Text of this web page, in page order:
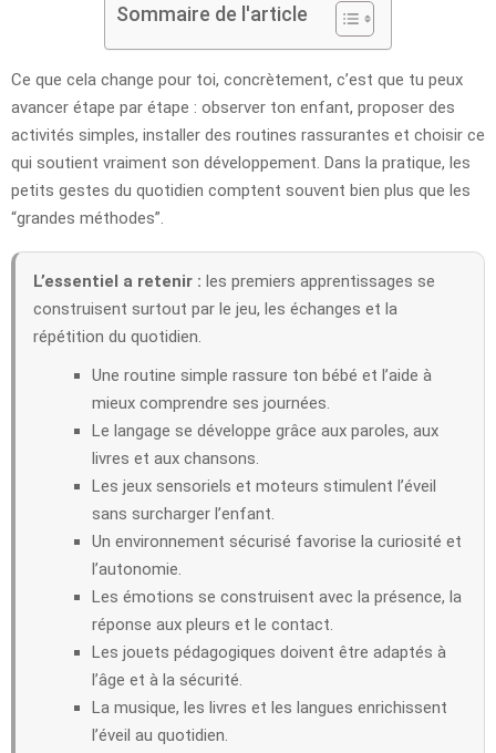
Sommaire de l'article
Ce que cela change pour toi, concrètement, c’est que tu peux
avancer étape par étape : observer ton enfant, proposer des
activités simples, installer des routines rassurantes et choisir ce
qui soutient vraiment son développement. Dans la pratique, les
petits gestes du quotidien comptent souvent bien plus que les
“grandes méthodes”.
L’essentiel a retenir : les premiers apprentissages se
construisent surtout par le jeu, les échanges et la
répétition du quotidien.
Une routine simple rassure ton bébé et l’aide à
mieux comprendre ses journées.
Le langage se développe grâce aux paroles, aux
livres et aux chansons.
Les jeux sensoriels et moteurs stimulent l’éveil
sans surcharger l’enfant.
Un environnement sécurisé favorise la curiosité et
l’autonomie.
Les émotions se construisent avec la présence, la
réponse aux pleurs et le contact.
Les jouets pédagogiques doivent être adaptés à
l’âge et à la sécurité.
La musique, les livres et les langues enrichissent
l’éveil au quotidien.